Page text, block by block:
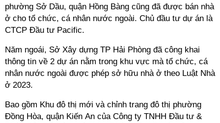
phường Sở Dầu, quận Hồng Bàng cũng đã được bán nhà
ở cho tổ chức, cá nhân nước ngoài. Chủ đầu tư dự án là
CTCP Đầu tư Pacific.
Năm ngoái, Sở Xây dựng TP Hải Phòng đã công khai
thông tin về 2 dự án nằm trong khu vực mà tổ chức, cá
nhân nước ngoài được phép sở hữu nhà ở theo Luật Nhà
ở 2023.
Bao gồm Khu đô thị mới và chỉnh trang đô thị phường
Đồng Hòa, quận Kiến An của Công ty TNHH Đầu tư &